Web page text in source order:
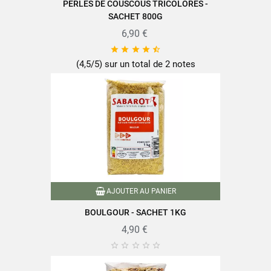
Fibres alimentaires
Retrouvez toute la qualité et le savoir-faire des produits SABAROT
www.sabarot.com/actualites-et-recettes/actus-
recettes/recettes/
Fiche technique
PERLES DE COUSCOUS TRICOLORES -
SACHET 800G
6,90 €
    
(4,5/5) sur un total de 2 notes
AJOUTER AU PANIER
BOULGOUR - SACHET 1KG
4,90 €
    